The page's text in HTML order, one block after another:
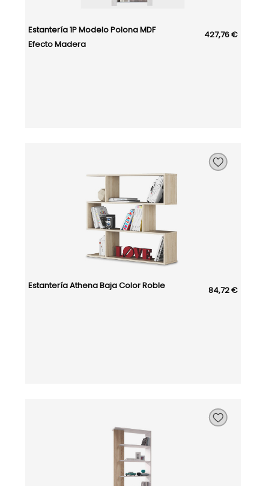
Estantería 1P Modelo Polona MDF
Efecto Madera
427,76 €
Estantería Athena Baja Color Roble 84,72 €